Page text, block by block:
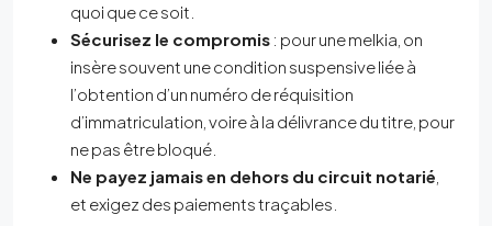
quoi que ce soit.
Sécurisez le compromis : pour une melkia, on
insère souvent une condition suspensive liée à
l’obtention d’un numéro de réquisition
d’immatriculation, voire à la délivrance du titre, pour
ne pas être bloqué.
Ne payez jamais en dehors du circuit notarié
et exigez des paiements traçables.